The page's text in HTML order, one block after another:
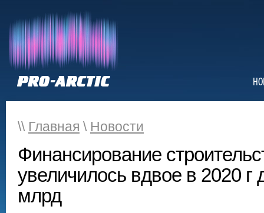
\\ Главная \ Новости
Финансирование
увеличилось вдвое в 2020 г
млрд